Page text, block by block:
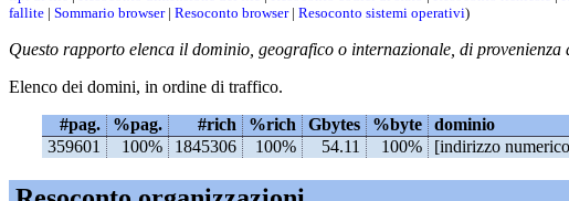
fallite | Sommario browser| Resoconto browser| Resoconto sistemi operativi)
Questo rapporto elenca il dominio, geografico o internazionale, di provenienza
Elenco dei domini, in ordine di traffico.
#pag.
%pag. #rich %rich Gbytes %byte
dominio
359601
100% 1845306 100% 54.11 100% [indirizzo